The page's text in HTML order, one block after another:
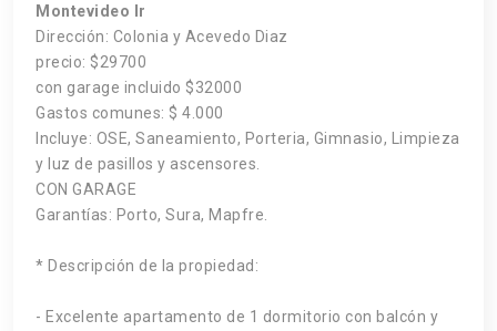
Montevideo lr
Dirección: Colonia y Acevedo Diaz
precio: $29700
con garage incluido $32000
Gastos comunes: $ 4.000
Incluye: OSE, Saneamiento, Porteria, Gimnasio, Limpieza
y luz de pasillos y ascensores.
CON GARAGE
Garantías: Porto, Sura, Mapfre.
* Descripción de la propiedad:
- Excelente apartamento de 1 dormitorio con balcón y